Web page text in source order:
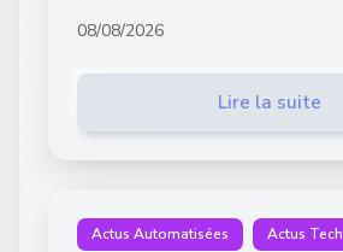
08/08/2026
Lire la suite
Actus Automatisées Actus Tech